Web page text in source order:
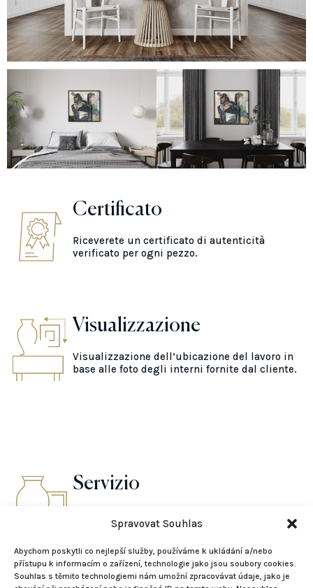
Spravovat Souhlas
Abychom poskytli co nejlepší služby, používáme k ukládání a/nebo
přístupu k informacím o zařízení, technologie jako jsou soubory cookies.
Souhlas s těmito technologiemi nám umožní zpracovávat údaje, jako je
Certificato
Riceverete un certificato di autenticità
verificato per ogni pezzo.
Visualizzazione
Visualizzazione dell’ubicazione del lavoro in
base alle foto degli interni fornite dal cliente.
Servizio
parte di progetti più ampi.